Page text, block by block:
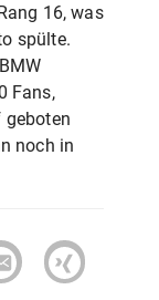
16, was
spülte.
Fans,
geboten
noch in